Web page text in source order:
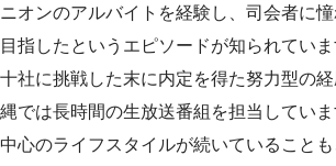
ニオンのアルバイトを経験し、司会者に
目指したというエピソードが知られてい
十社に挑戦した末に内定を得た努力型の
縄では長時間の生放送番組を担当してい
中心のライフスタイルが続いていること